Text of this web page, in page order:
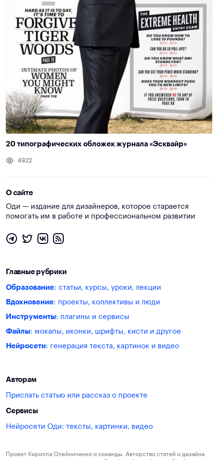
20 типографических обложек журнала «Эсквайр»
4922
О сайте
Оди — издание для дизайнеров, которое старается
помогать им в работе и профессиональном развитии
Главные рубрики
Образование: статьи, курсы, уроки, лекции
Вдохновение: проекты, коллективы и люди
Инструменты: плагины и сервисы
Файлы: мокапы, иконки, шрифты, кисти и другое
Нейросети: генерация текста, картинок и видео
Авторам
Прислать статью или рассказ о проекте
Сервисы
Нейросети Оди: тексты, картинки, видео
Проект Кирилла Олейниченко и команды. Авторство статей и дизайна